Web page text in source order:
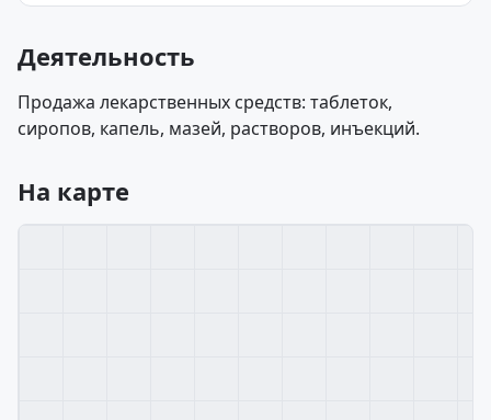
Деятельность
Продажа лекарственных средств: таблеток,
сиропов, капель, мазей, растворов, инъекций.
На карте